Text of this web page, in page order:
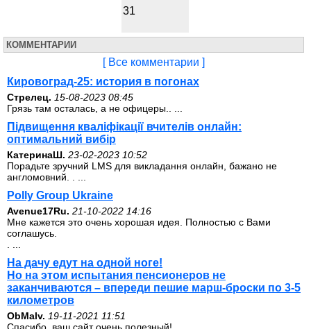
31
КОММЕНТАРИИ
[ Все комментарии ]
Кировоград-25: история в погонах
Стрелец. 15-08-2023 08:45
Грязь там осталась, а не офицеры.. ...
Підвищення кваліфікації вчителів онлайн:
оптимальний вибір
КатеринаШ. 23-02-2023 10:52
Порадьте зручний LMS для викладання онлайн, бажано не
англомовний. . ...
Polly Group Ukraine
Avenue17Ru. 21-10-2022 14:16
Мне кажется это очень хорошая идея. Полностью с Вами
соглашусь.
На дачу едут на одной ноге!
Но на этом испытания пенсионеров не
заканчиваются – впереди пешие марш-броски по 3-5
километров
ОbMalv. 19-11-2021 11:51